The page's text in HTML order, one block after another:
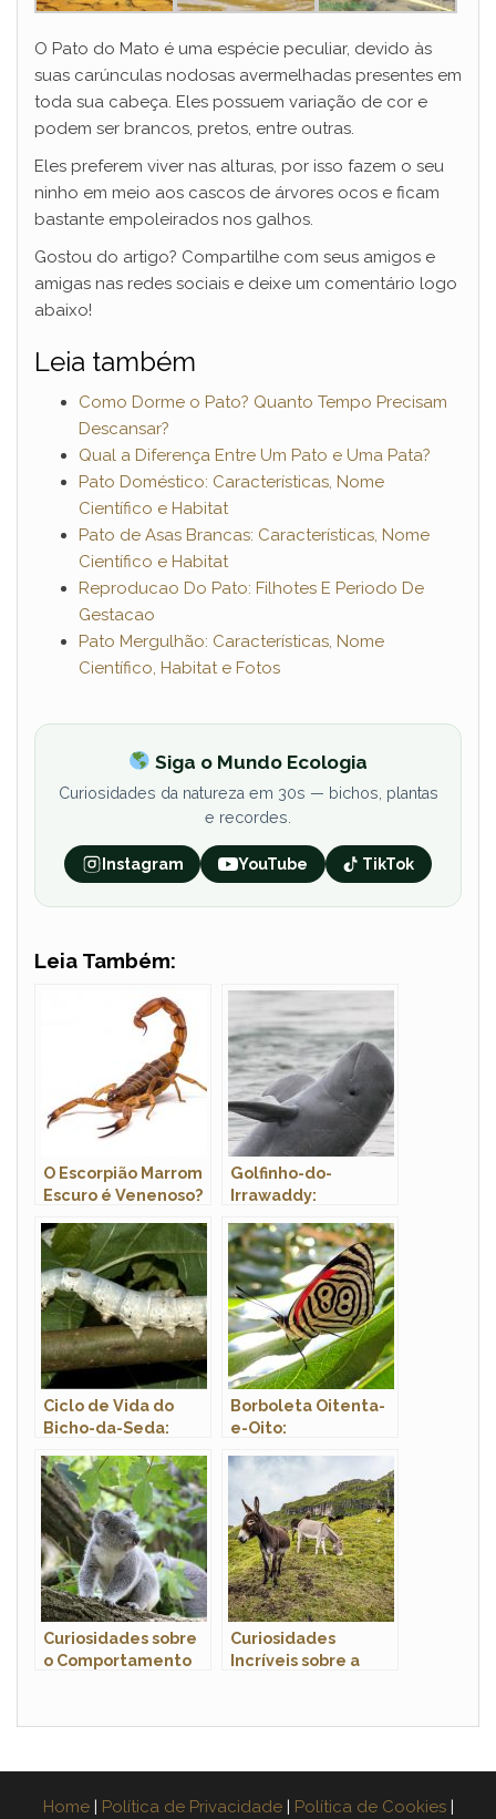
O Pato do Mato é uma espécie peculiar, devido às
suas carúnculas nodosas avermelhadas presentes em
toda sua cabeça. Eles possuem variação de cor e
podem ser brancos, pretos, entre outras.
Eles preferem viver nas alturas, por isso fazem o seu
ninho em meio aos cascos de árvores ocos e ficam
bastante empoleirados nos galhos.
Gostou do artigo? Compartilhe com seus amigos e
amigas nas redes sociais e deixe um comentário logo
abaixo!
Leia também
Como Dorme o Pato? Quanto Tempo Precisam
Descansar?
Qual a Diferença Entre Um Pato e Uma Pata?
Pato Doméstico: Características, Nome
Científico e Habitat
Pato de Asas Brancas: Características, Nome
Científico e Habitat
Reproducao Do Pato: Filhotes E Periodo De
Gestacao
Pato Mergulhão: Características, Nome
Científico, Habitat e Fotos
Siga o Mundo Ecologia
Curiosidades da natureza em 30s — bichos, plantas
e recordes.
Instagram YouTube TikTok
Leia Também:
O Escorpião Marrom
Escuro é Venenoso?
Golfinho-do-
Irrawaddy:
Nome Cientifico e
Fotos
Ciclo de Vida do
Bicho-da-Seda:
Vivem?
Borboleta Oitenta-
e-Oito:
Nome Cientifico e
Fotos
Curiosidades sobre
o Comportamento
Marsupiais
Curiosidades
Incríveis sobre a
Home Política de Privacidade Política de Cookies